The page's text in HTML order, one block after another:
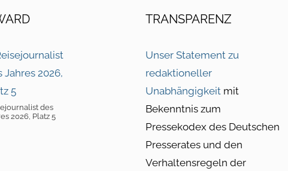
des
2026, Platz 5
TRANSPARENZ
Unser Statement zu
redaktioneller
Unabhängigkeit mit
Bekenntnis zum
Pressekodex des Deutschen
Presserates und den
Verhaltensregeln der